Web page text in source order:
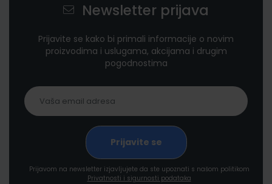
Newsletter prijava
Prijavite se kako bi primali informacije o novim
proizvodima i uslugama, akcijama i drugim
pogodnostima
Prijavom na newsletter izjavljujete da ste upoznati s našom politikom
Privatnosti i sigurnosti podataka